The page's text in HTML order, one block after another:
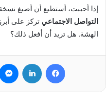
إذا أحببت، أستطيع أن أصيغ
التواصل الاجتماعي تركز على
الهشة. هل تريد أن أفعل ذلك؟
فيسبوك لينكدإن